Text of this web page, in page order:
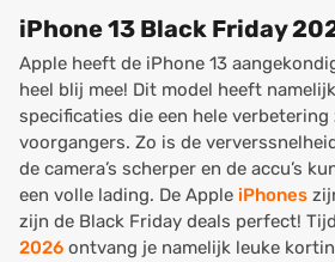
iPhone 13 Black Friday
Apple heeft de iPhone 13
heel blij mee! Dit model heeft
specificaties die een hele verbetering
voorgangers. Zo is de
de camera’s scherper en de accu’s
een volle lading. De Apple iPhones
zijn de Black Friday deals perfect!
2026 ontvang je namelijk leuke